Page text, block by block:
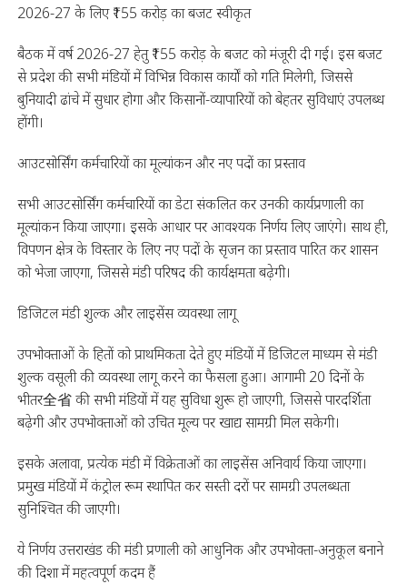
2026-27 के लिए ₹155 करोड़ का बजट स्वीकृत
बैठक में वर्ष 2026-27 हेतु ₹155 करोड़ के बजट को मंजूरी दी गई। इस बजट
से प्रदेश की सभी मंडियों में विभिन्न विकास कार्यों को गति मिलेगी, जिससे
बुनियादी ढांचे में सुधार होगा और किसानों-व्यापारियों को बेहतर सुविधाएं उपलब्ध
होंगी।
आउटसोर्सिंग कर्मचारियों का मूल्यांकन और नए पदों का प्रस्ताव
सभी आउटसोर्सिंग कर्मचारियों का डेटा संकलित कर उनकी कार्यप्रणाली का
मूल्यांकन किया जाएगा। इसके आधार पर आवश्यक निर्णय लिए जाएंगे। साथ ही,
विपणन क्षेत्र के विस्तार के लिए नए पदों के सृजन का प्रस्ताव पारित कर शासन
को भेजा जाएगा, जिससे मंडी परिषद की कार्यक्षमता बढ़ेगी।
डिजिटल मंडी शुल्क और लाइसेंस व्यवस्था लागू
उपभोक्ताओं के हितों को प्राथमिकता देते हुए मंडियों में डिजिटल माध्यम से मंडी
शुल्क वसूली की व्यवस्था लागू करने का फैसला हुआ। आगामी 20 दिनों के
भीतर全省 की सभी मंडियों में यह सुविधा शुरू हो जाएगी, जिससे पारदर्शिता
बढ़ेगी और उपभोक्ताओं को उचित मूल्य पर खाद्य सामग्री मिल सकेगी।
इसके अलावा, प्रत्येक मंडी में विक्रेताओं का लाइसेंस अनिवार्य किया जाएगा।
प्रमुख मंडियों में कंट्रोल रूम स्थापित कर सस्ती दरों पर सामग्री उपलब्धता
सुनिश्चित की जाएगी।
ये निर्णय उत्तराखंड की मंडी प्रणाली को आधुनिक और उपभोक्ता-अनुकूल बनाने
की दिशा में महत्वपूर्ण कदम हैं